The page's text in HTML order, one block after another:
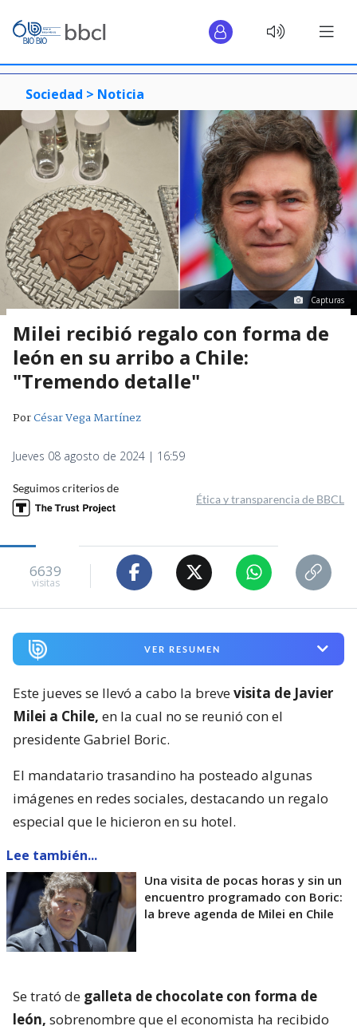
Sociedad > Noticia
Capturas
Milei recibió regalo con forma de
león en su arribo a Chile:
"Tremendo detalle"
PorCésar Vega Martínez
Jueves 08 agosto de 2024 | 16:59
Seguimos criterios de
Ética y transparencia de BBCL
6639
visitas
VER RESUMEN
Este jueves se llevó a cabo la brevevisita de Javier
Milei a Chile, en la cual no se reunió con el
presidente Gabriel Boric.
El mandatario trasandino ha posteado algunas
imágenes en redes sociales, destacando un regalo
especial que le hicieron en su hotel.
Lee también...
Una visita de pocas horas y sin un
encuentro programado con Boric:
la breve agenda de Milei en Chile
Se trató de galleta de chocolate con forma de
león, sobrenombre que el economista ha recibido